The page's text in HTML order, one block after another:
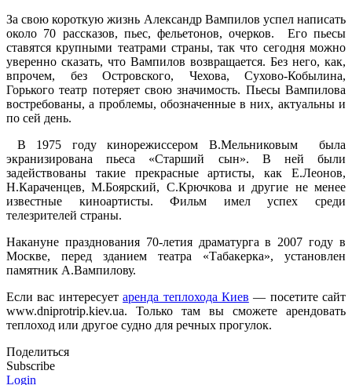
За свою короткую жизнь Александр Вампилов успел написать
около 70 рассказов, пьес, фельетонов, очерков. Его пьесы
ставятся крупными театрами страны, так что сегодня можно
уверенно сказать, что Вампилов возвращается. Без него, как,
впрочем, без Островского, Чехова, Сухово-Кобылина,
Горького театр потеряет свою значимость. Пьесы Вампилова
востребованы, а проблемы, обозначенные в них, актуальны и
по сей день.
В 1975 году кинорежиссером В.Мельниковым была
экранизирована пьеса «Старший сын». В ней были
задействованы такие прекрасные артисты, как Е.Леонов,
Н.Караченцев, М.Боярский, С.Крючкова и другие не менее
известные киноартисты. Фильм имел успех среди
телезрителей страны.
Накануне празднования 70-летия драматурга в 2007 году в
Москве, перед зданием театра «Табакерка», установлен
памятник А.Вампилову.
Если вас интересуетаренда теплохода Киев — посетите сайт
www.dniprotrip.kiev.ua. Только там вы сможете арендовать
теплоход или другое судно для речных прогулок.
Поделиться
Subscribe
Login